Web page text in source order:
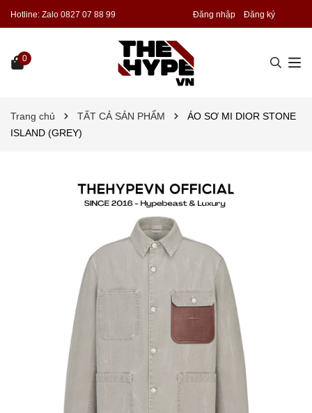
Hotline: Zalo 0827 07 88 99 Đăng nhập Đăng ký
0
Trang chủ TẤT CẢ SẢN PHẨM
ÁO SƠ MI DIOR STONE
ISLAND (GREY)